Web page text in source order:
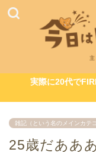
実際に20代で
雑記（という名のメインカテ
25歳だああ